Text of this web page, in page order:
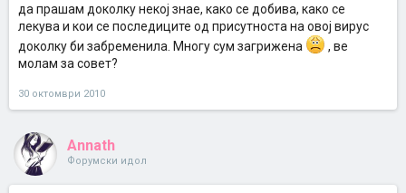
да прашам доколку некој знае, како се добива, како се
лекува и кои се последиците од присутноста на овој вирус
доколку би забременила. Многу сум загрижена
, ве
молам за совет?
30 октомври 2010
Annath
Форумски идол